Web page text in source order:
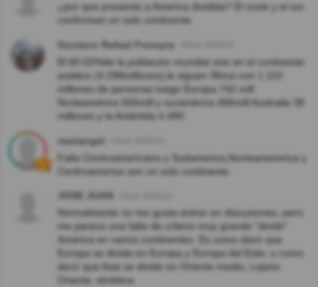
¿por que presenta a America dividida? El norte y el sur
conforman un solo continente.
Gustavo Rafael Ferreyra
El 60.02%de la población mundial vive en el continente
asiático (4.298millones),le siguen África con 1.110
millones de personas luego Europa 742 mill
Norteamérica 565mill y suramérica 406mill Australia 38
millones y la Antártida 4.490.
mariangel
Falta Centroamericano.y Sudamerica,Norteamererica y
Centroamerica son un solo continente.
JOSE JUAN
Normalmente no me gusta entrar en discusiones, pero
me parece una falta de criterio muy grande "dividir"
América en varios continentes. Es como decir que
Europa se divide en Europa y Europa del Este; o como
decir que Asia se divide en Oriente medio, Lejano
Oriente, etcétera.